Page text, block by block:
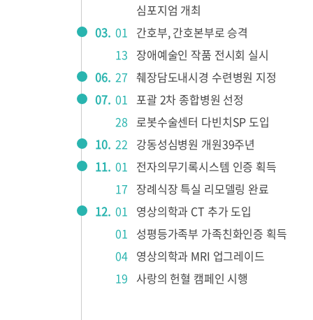
고객의 소리
건물배치도
질환정보
미션/비전
안전보건경영방침
심포지엄 개최
03. 01
간호부, 간호본부로 승격
13 장애예술인 작품 전시회 실시
06. 27 췌장담도내시경 수련병원 지정
07. 01
포괄 2차 종합병원 선정
28 로봇수술센터 다빈치SP 도입
10. 22 강동성심병원 개원39주년
11. 01
전자의무기록시스템 인증 획득
17 장례식장 특실 리모델링 완료
12. 01
영상의학과 CT 추가 도입
01
성평등가족부 가족친화인증 획득
04 영상의학과 MRI 업그레이드
19 사랑의 헌혈 캠페인 시행